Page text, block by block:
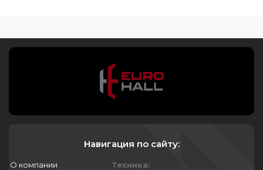
Навигация по сайту:
О компании
Техника: